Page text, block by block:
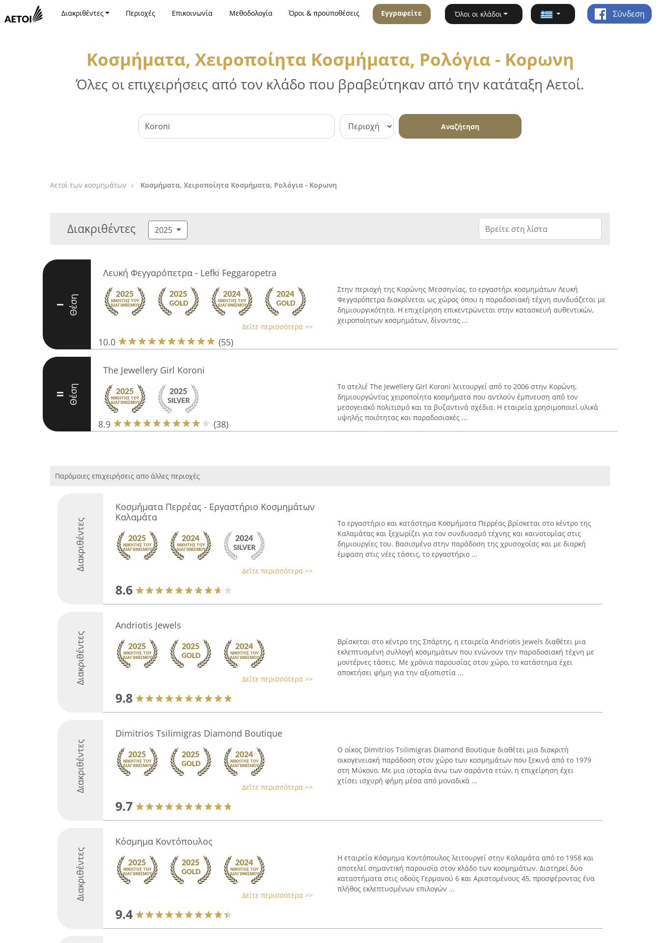
Διακριθέντες Περιοχές Επικοινωνία Μεθοδολογία Όροι & προϋποθέσεις Εγγραφείτε Όλοι οι κλάδοι Σύνδεση
Κοσμήματα, Χειροποίητα Κοσμήματα, Ρολόγια - Κορωνη
Όλες οι επιχειρήσεις από τον κλάδο που βραβεύτηκαν από την κατάταξη Αετοί.
Αναζήτηση
Αετοί των κοσμημάτων Κοσμήματα, Χειροποίητα Κοσμήματα, Ρολόγια - Κορωνη
Διακριθέντες 2025
I Θέση
Λευκή Φεγγαρόπετρα - Lefki Feggaropetra
Δείτε περισσότερα >>
10.0 (55)
Στην περιοχή της Κορώνης Μεσσηνίας, το εργαστήρι κοσμημάτων Λευκή
Φεγγαρόπετρα διακρίνεται ως χώρος όπου η παραδοσιακή τέχνη συνδυάζεται με
δημιουργικότητα. Η επιχείρηση επικεντρώνεται στην κατασκευή αυθεντικών,
χειροποίητων κοσμημάτων, δίνοντας ...
II Θέση
The Jewellery Girl Koroni
8.9 (38)
Το ατελιέ The Jewellery Girl Koroni λειτουργεί από το 2006 στην Κορώνη,
δημιουργώντας χειροποίητα κοσμήματα που αντλούν έμπνευση από τον
μεσογειακό πολιτισμό και τα βυζαντινά σχέδια. Η εταιρεία χρησιμοποιεί υλικά
υψηλής ποιότητας και παραδοσιακές ...
Παρόμοιες επιχειρήσεις απο άλλες περιοχές
Διακριθέντες
Κοσμήματα Περρέας - Εργαστήριο Κοσμημάτων
Καλαμάτα
Δείτε περισσότερα >>
8.6
Το εργαστήριο και κατάστημα Κοσμήματα Περρέας βρίσκεται στο κέντρο της
Καλαμάτας και ξεχωρίζει για τον συνδυασμό τέχνης και καινοτομίας στις
δημιουργίες του. Βασισμένο στην παράδοση της χρυσοχοΐας και με διαρκή
έμφαση στις νέες τάσεις, το εργαστήριο ...
Διακριθέντες
Andriotis Jewels
Δείτε περισσότερα >>
9.8
Βρίσκεται στο κέντρο της Σπάρτης, η εταιρεία Andriotis Jewels διαθέτει μια
εκλεπτυσμένη συλλογή κοσμημάτων που ενώνουν την παραδοσιακή τέχνη με
μοντέρνες τάσεις. Με χρόνια παρουσίας στον χώρο, το κατάστημα έχει
αποκτήσει φήμη για την αξιοπιστία ...
Διακριθέντες
Dimitrios Tsilimigras Diamond Boutique
Δείτε περισσότερα >>
9.7
Ο οίκος Dimitrios Tsilimigras Diamond Boutique διαθέτει μια διακριτή
οικογενειακή παράδοση στον χώρο των κοσμημάτων που ξεκινά από το 1979
στη Μύκονο. Με μια ιστορία άνω των σαράντα ετών, η επιχείρηση έχει
χτίσει ισχυρή φήμη μέσα από μοναδικά ...
Διακριθέντες
Κόσμημα Κοντόπουλος
Δείτε περισσότερα >>
9.4
Η εταιρεία Κόσμημα Κοντόπουλος λειτουργεί στην Καλαμάτα από το 1958 και
αποτελεί σημαντική παρουσία στον κλάδο των κοσμημάτων. Διατηρεί δύο
καταστήματα στις οδούς Γερμανού 6 και Αριστομένους 45, προσφέροντας ένα
πλήθος εκλεπτυσμένων επιλογών ...